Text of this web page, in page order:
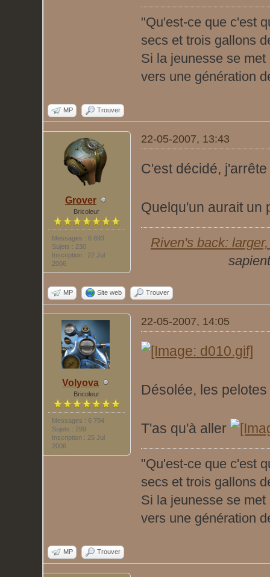
"Qu'est-ce que c'est
secs et trois gallons
Si la jeunesse se
vers une génération
MP Trouver
Grover
Bricoleur
Messages : 6 893
Sujets : 230
Inscription : 22 Jul
2006
22-05-2007, 13:43
C'est décidé,
Quelqu'un aurait un
Riven's back:
MP Site web Trouver
Volyova
Bricoleur
Messages : 6 794
Sujets : 299
Inscription : 25 Jul
2006
22-05-2007, 14:05
Désolée, les
T'as qu'à aller
"Qu'est-ce que c'est
secs et trois gallons
Si la jeunesse se
vers une génération
MP Trouver